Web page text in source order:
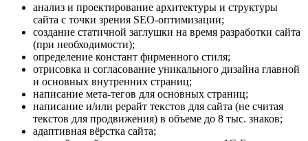
анализ и проектирование архитектуры и структуры
сайта с точки зрения SEO-оптимизации;
создание статичной заглушки на время разработки сайта
(при необходимости);
определение констант фирменного стиля;
отрисовка и согласование уникального дизайна главной
и основных внутренних страниц;
написание мета-тегов для основных страниц;
написание и/или рерайт текстов для сайта (не считая
текстов для продвижения) в объеме до 8 тыс. знаков;
адаптивная вёрстка сайта;